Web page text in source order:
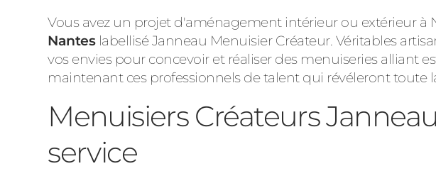
Vous avez un projet d'aménagement intérieur ou extérieur à
Nanteslabellisé Janneau Menuisier Créateur. Véritables
vos envies pour concevoir et réaliser des menuiseries alliant
maintenant ces professionnels de talent qui révéleront toute
Menuisiers Créateurs
service